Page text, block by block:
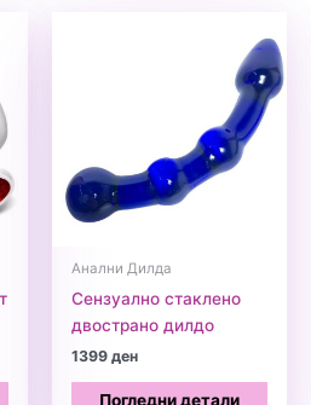
Анални Дилда
Сензуално стаклено
двострано дилдо
1399ден
Погледни детали